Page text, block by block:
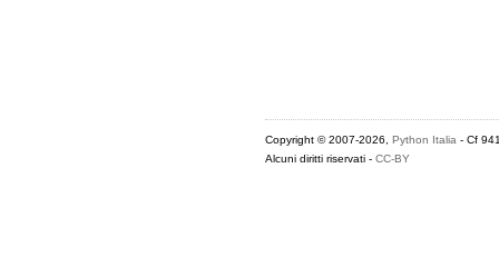
Copyright © 2007-2026, Python Italia - Cf
Alcuni diritti riservati - CC-BY